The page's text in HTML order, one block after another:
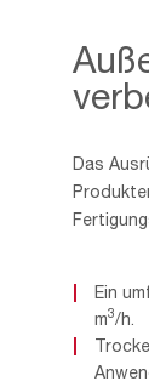
Das
Ein
m3/h.